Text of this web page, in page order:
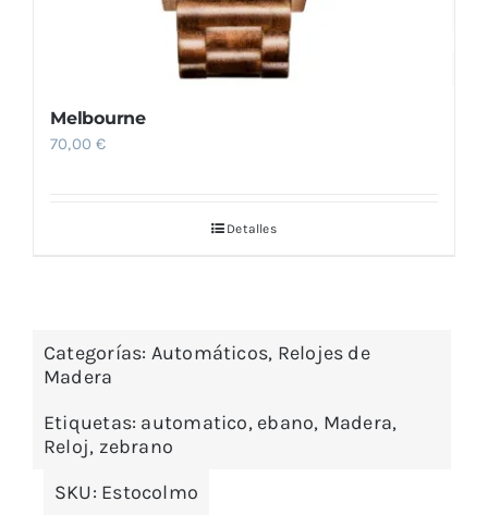
Melbourne
70,00€
Detalles
Categorías: Automáticos, Relojes de
Madera
Etiquetas: automatico, ebano, Madera,
Reloj, zebrano
SKU: Estocolmo